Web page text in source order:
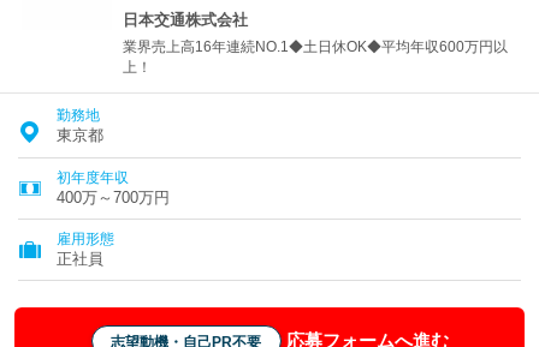
日本交通株式会社
業界売上高16年連続NO.1◆土日休OK◆平均年収600万円以
上！
勤務地
東京都
初年度年収
400万～700万円
雇用形態
正社員
志望動機・自己PR不要 応募フォームへ進む